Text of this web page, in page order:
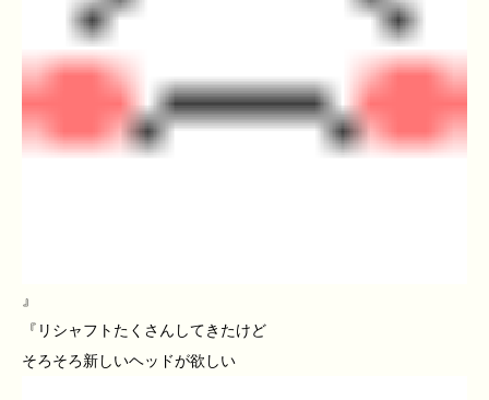
』
『リシャフトたくさんしてきたけど
そろそろ新しいヘッドが欲しい